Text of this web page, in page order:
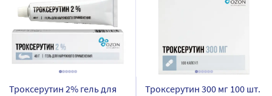
Троксерутин 2% гель для
Троксерутин 300 мг 100 шт.